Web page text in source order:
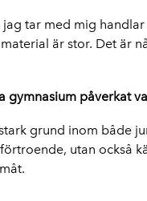
tar med mig
är stor. Det är
gymnasium påverkat
grund inom både
utan också